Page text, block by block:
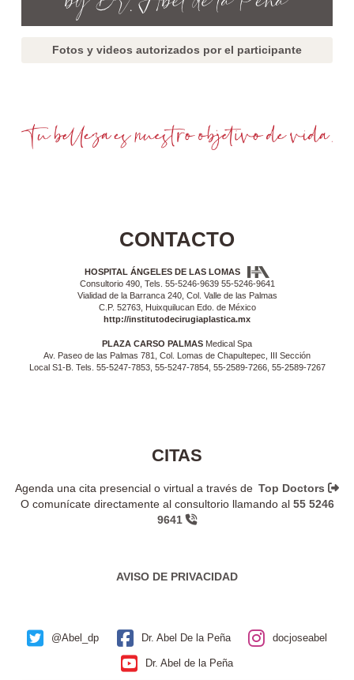
Fotos y videos autorizados por el participante
CONTACTO
HOSPITAL ÁNGELES DE LAS LOMAS
Consultorio 490, Tels. 55-5246-9639 55-5246-9641
Vialidad de la Barranca 240, Col. Valle de las Palmas
C.P. 52763, Huixquilucan Edo. de México
http://institutodecirugiaplastica.mx
PLAZA CARSO PALMAS Medical Spa
Av. Paseo de las Palmas 781, Col. Lomas de Chapultepec, III Sección
Local S1-B. Tels. 55-5247-7853, 55-5247-7854, 55-2589-7266, 55-2589-7267
CITAS
Agenda una cita presencial o virtual a través de Top Doctors
O comunícate directamente al consultorio llamando al 55 5246
9641
AVISO DE PRIVACIDAD
@Abel_dp Dr. Abel De la Peña docjoseabel
Dr. Abel de la Peña